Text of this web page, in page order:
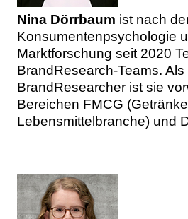
Nina Dörrbaum ist nach
Konsumentenpsychologie
Marktforschung seit 2020
BrandResearch-Teams.
BrandResearcher ist sie
Bereichen FMCG
Lebensmittelbranche) und